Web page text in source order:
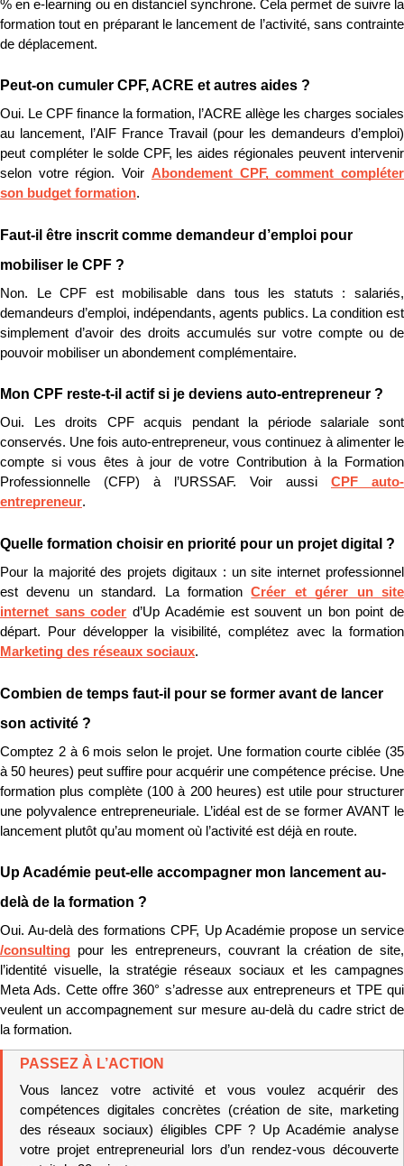
% en e-learning ou en distanciel synchrone. Cela permet de suivre la
formation tout en préparant le lancement de l’activité, sans contrainte
de déplacement.
Peut-on cumuler CPF, ACRE et autres aides ?
Oui. Le CPF finance la formation, l’ACRE allège les charges sociales
au lancement, l’AIF France Travail (pour les demandeurs d’emploi)
peut compléter le solde CPF, les aides régionales peuvent intervenir
selon votre région. Voir Abondement CPF, comment compléter
son budget formation.
Faut-il être inscrit comme demandeur d’emploi pour
mobiliser le CPF ?
Non. Le CPF est mobilisable dans tous les statuts : salariés,
demandeurs d’emploi, indépendants, agents publics. La condition est
simplement d’avoir des droits accumulés sur votre compte ou de
pouvoir mobiliser un abondement complémentaire.
Mon CPF reste-t-il actif si je deviens auto-entrepreneur ?
Oui. Les droits CPF acquis pendant la période salariale sont
conservés. Une fois auto-entrepreneur, vous continuez à alimenter le
compte si vous êtes à jour de votre Contribution à la Formation
Professionnelle (CFP) à l’URSSAF. Voir aussi CPF auto-
entrepreneur.
Quelle formation choisir en priorité pour un projet digital ?
Pour la majorité des projets digitaux : un site internet professionnel
est devenu un standard. La formation Créer et gérer un site
internet sans coder d’Up Académie est souvent un bon point de
Marketing des réseaux sociaux.
Combien de temps faut-il pour se former avant de lancer
son activité ?
Comptez 2 à 6 mois selon le projet. Une formation courte ciblée (35
à 50 heures) peut suffire pour acquérir une compétence précise. Une
formation plus complète (100 à 200 heures) est utile pour structurer
une polyvalence entrepreneuriale. L’idéal est de se former AVANT le
lancement plutôt qu’au moment où l’activité est déjà en route.
Up Académie peut-elle accompagner mon lancement au-
delà de la formation ?
/consulting pour les entrepreneurs, couvrant la création de site,
l’identité visuelle, la stratégie réseaux sociaux et les campagnes
Meta Ads. Cette offre 360° s’adresse aux entrepreneurs et TPE qui
veulent un accompagnement sur mesure au-delà du cadre strict de
la formation.
PASSEZ À L’ACTION
Vous lancez votre activité et vous voulez acquérir des
compétences digitales concrètes (création de site, marketing
des réseaux sociaux) éligibles CPF ? Up Académie analyse
votre projet entrepreneurial lors d’un rendez-vous découverte